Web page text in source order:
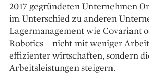
2017 gegründeten Unternehmen
im Unterschied zu anderen
Lager­management wie Covariant
Robotics – nicht mit weniger
effizienter wirtschaften, sondern
Arbeitsleistungen steigern.